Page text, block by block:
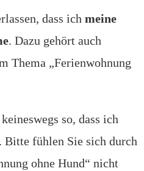
dass ich meine
. Dazu gehört auch
Thema „Ferienwohnung
so, dass ich
Bitte fühlen Sie sich durch
ohne Hund“ nicht